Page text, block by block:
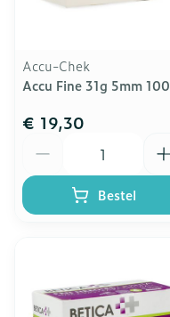
Accu-Chek
Accu Fine 31g 5mm 100
€ 19,30
Bestel